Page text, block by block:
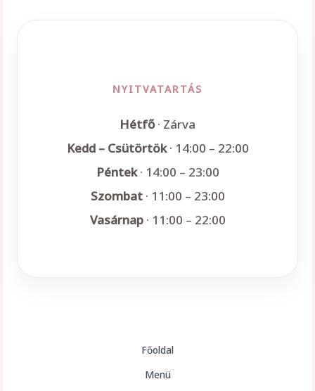
NYITVATARTÁS
Hétfő· Zárva
Kedd – Csütörtök· 14:00 – 22:00
Péntek· 14:00 – 23:00
Szombat· 11:00 – 23:00
Vasárnap· 11:00 – 22:00
Főoldal
Menü